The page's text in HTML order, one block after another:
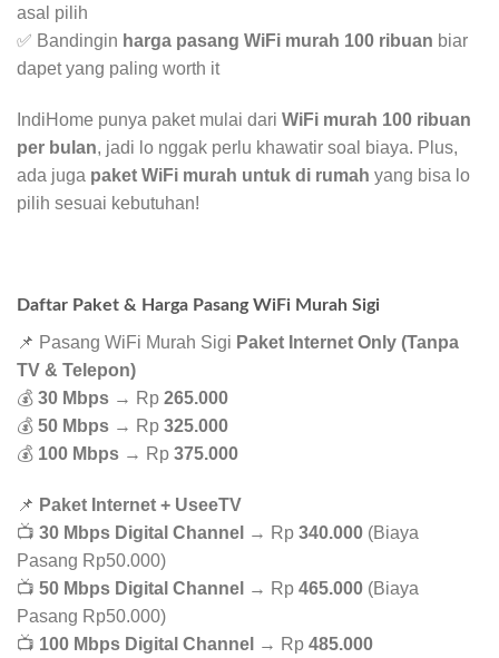
asal pilih
✅ Bandingin harga pasang WiFi murah 100 ribuan biar
dapet yang paling worth it
IndiHome punya paket mulai dari WiFi murah 100 ribuan
per bulan, jadi lo nggak perlu khawatir soal biaya. Plus,
ada juga paket WiFi murah untuk di rumah yang bisa lo
pilih sesuai kebutuhan!
Daftar Paket & Harga Pasang WiFi Murah Sigi
📌 Pasang WiFi Murah Sigi Paket Internet Only (Tanpa
TV & Telepon)
💰 30 Mbps → Rp 265.000
💰 50 Mbps → Rp 325.000
💰 100 Mbps → Rp 375.000
📌 Paket Internet + UseeTV
📺 30 Mbps Digital Channel → Rp 340.000 (Biaya
Pasang Rp50.000)
📺 50 Mbps Digital Channel → Rp 465.000 (Biaya
Pasang Rp50.000)
📺 100 Mbps Digital Channel → Rp 485.000